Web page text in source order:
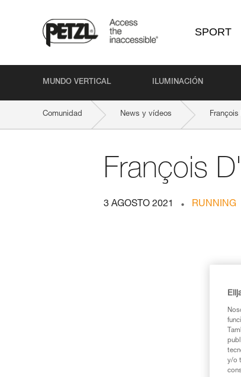
SPORT
MUNDO VERTICAL ILUMINACIÓN
Comunidad News y vídeos
François
3 AGOSTO 2021 RUNNING
y/o